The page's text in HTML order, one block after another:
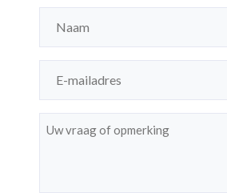
mailadres(Vereist)